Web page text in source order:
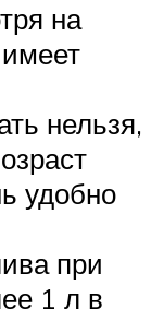
на
нельзя,
удобно
при
1 л в